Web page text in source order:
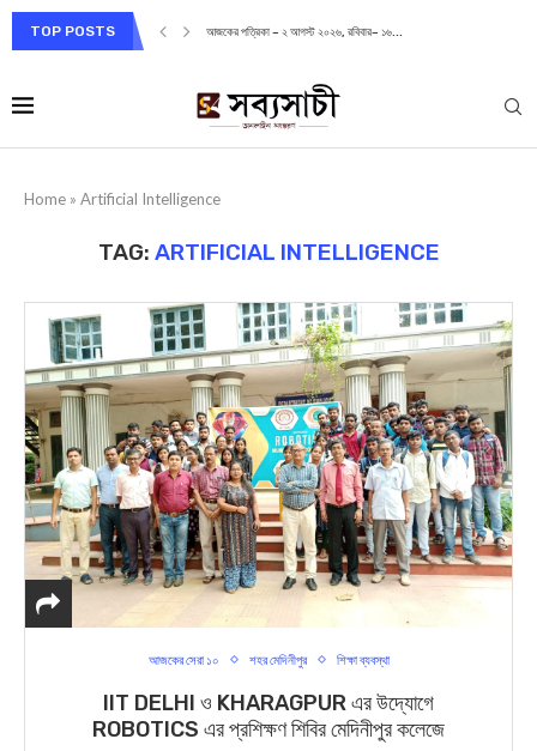
TOP POSTS আজকের পত্রিকা – ২ আগস্ট ২০২৬, রবিবার– ১৬...
Home » Artificial Intelligence
TAG: ARTIFICIAL INTELLIGENCE
আজকের সেরা ১০ শহর মেদিনীপুর শিক্ষা ব্যবস্থা
IIT DELHI ও KHARAGPUR এর উদ্যোগে
ROBOTICS এর প্রশিক্ষণ শিবির মেদিনীপুর কলেজে